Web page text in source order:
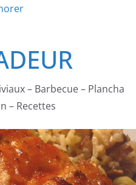
– Barbecue – Plancha
– Recettes